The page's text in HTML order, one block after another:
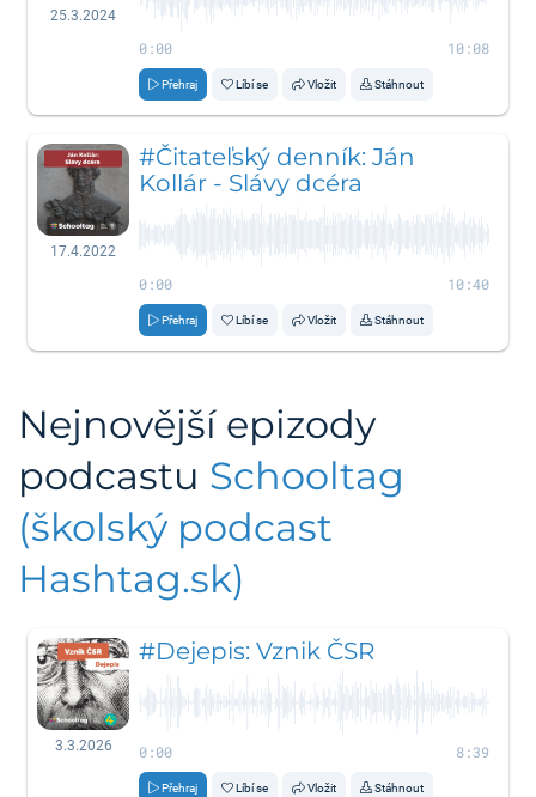
25.3.2024
0:00 10:08
Přehraj Líbí se Vložit Stáhnout
17.4.2022
#Čitateľský denník: Ján
Kollár - Slávy dcéra
0:00 10:40
Přehraj Líbí se Vložit Stáhnout
Nejnovější epizody
podcastu Schooltag
(školský podcast
Hashtag.sk)
3.3.2026
#Dejepis: Vznik ČSR
0:00 8:39
Přehraj Líbí se Vložit Stáhnout